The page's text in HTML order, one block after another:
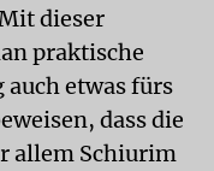
dieser
praktische
etwas fürs
dass die
allem Schiurim